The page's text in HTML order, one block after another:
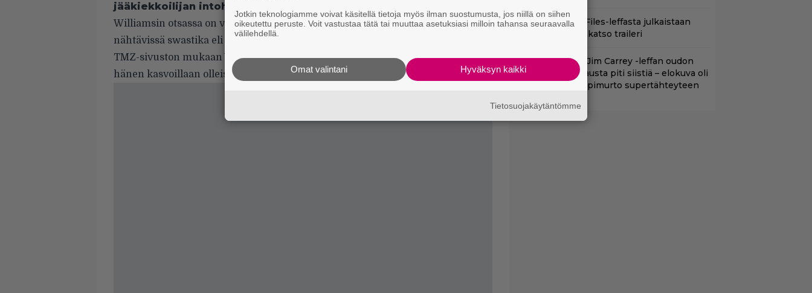
jääkiekkoilijan intohimoinen suhde kiinnostaa erityisesti naisia
Williamsin otsassa on väärinpäin oleva risti ja lähempänä ohimoa on
nähtävissä swastika eli hakaristi.
TMZ-sivuston mukaan Williams ei ollut kuvaustilanteessa tietoinen näistä
hänen kasvoillaan olleista symboleista.
Vanhasta X-Files-leffasta julkaistaan
K18-versio – katso traileri
Illalla tv:ssä: Jim Carrey -leffan oudon
raakaa kohtausta piti siistiä – elokuva oli
koomikon läpimurto supertähteyteen
Jotkin teknologiamme voivat käsitellä tietoja myös ilman suostumusta, jos niillä on siihen
oikeutettu peruste. Voit vastustaa tätä tai muuttaa asetuksiasi milloin tahansa seuraavalla
välilehdellä.
Hyväksyn kaikki
Omat valintani
Tietosuojakäytäntömme